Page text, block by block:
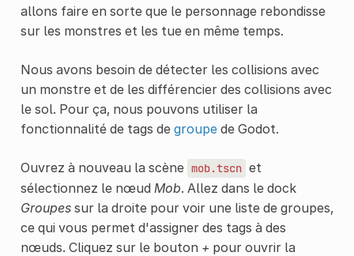
allons faire en sorte que le personnage rebondisse
sur les monstres et les tue en même temps.
Nous avons besoin de détecter les collisions avec
un monstre et de les différencier des collisions avec
le sol. Pour ça, nous pouvons utiliser la
fonctionnalité de tags de groupede Godot.
Ouvrez à nouveau la scène mob.tscn et
sélectionnez le nœud Mob. Allez dans le dock
Groupessur la droite pour voir une liste de groupes,
ce qui vous permet d'assigner des tags à des
nœuds. Cliquez sur le bouton + pour ouvrir la